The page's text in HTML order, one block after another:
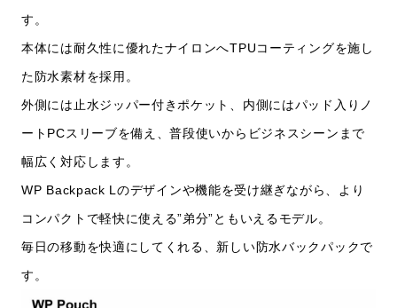
す。
本体には耐久性に優れたナイロンへTPUコーティングを施し
た防水素材を採用。
外側には止水ジッパー付きポケット、内側にはパッド入りノ
ートPCスリーブを備え、普段使いからビジネスシーンまで
幅広く対応します。
WP Backpack Lのデザインや機能を受け継ぎながら、より
コンパクトで軽快に使える”弟分”ともいえるモデル。
毎日の移動を快適にしてくれる、新しい防水バックパックで
す。